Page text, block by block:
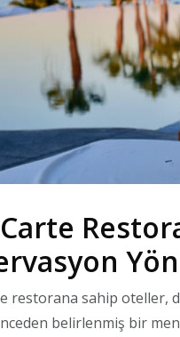
Carte
restorana sahip oteller,
belirlenmiş bir